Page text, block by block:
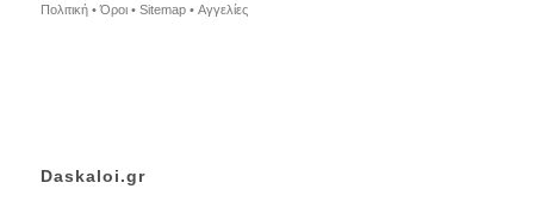
Πολιτική •Όροι • Sitemap • Αγγελίες
Daskaloi.gr